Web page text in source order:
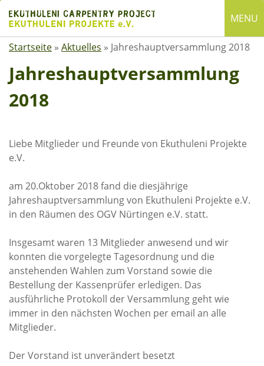
content
MENU
English
SUCHE
ÜBER EKUTHULENI
Startseite
Über uns
Satzung
Mitgliedschaft
Spenden
Rechenschaftsberichte
Kontakt I Infos zum Download
EKUTHULENI ZIMBABWE
Ausbildung in Ekuthuleni
Startseite » Aktuelles » Jahreshauptversammlung 2018
Jahreshauptversammlung
2018
Liebe Mitglieder und Freunde von Ekuthuleni Projekte
e.V.
am 20.Oktober 2018 fand die diesjährige
Jahreshauptversammlung von Ekuthuleni Projekte e.V.
in den Räumen des OGV Nürtingen e.V. statt.
Insgesamt waren 13 Mitglieder anwesend und wir
konnten die vorgelegte Tagesordnung und die
anstehenden Wahlen zum Vorstand sowie die
Bestellung der Kassenprüfer erledigen. Das
ausführliche Protokoll der Versammlung geht wie
immer in den nächsten Wochen per email an alle
Mitglieder.
Der Vorstand ist unverändert besetzt